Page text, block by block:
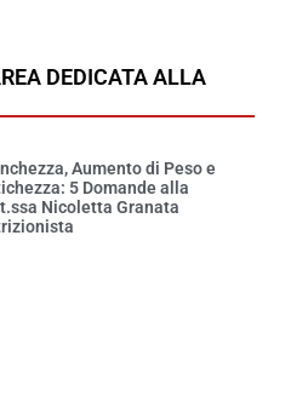
DEDICATA ALLA
Aumento di Peso e
5 Domande alla
Nicoletta Granata